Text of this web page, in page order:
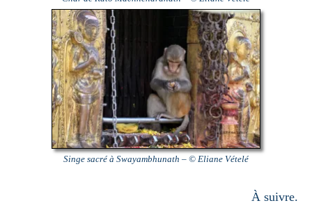
Singe sacré à Swayambhunath – © Eliane Vételé
À suivre.